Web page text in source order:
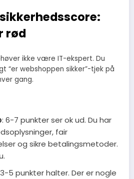
rød
ikke være IT-ekspert. Du
“er webshoppen sikker”-tjek på
gang.
: 6-7 punkter ser ok ud. Du har
fair
og sikre betalingsmetoder.
5 punkter halter. Der er nogle